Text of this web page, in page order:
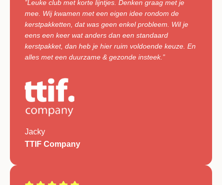
”Leuke club met korte lijntjes. Denken graag met je
mee. Wij kwamen met een eigen idee rondom de
kerstpakketten, dat was geen enkel probleem. Wil je
eens een keer wat anders dan een standaard
kerstpakket, dan heb je hier ruim voldoende keuze. En
alles met een duurzame & gezonde insteek.”
Jacky
TTIF Company